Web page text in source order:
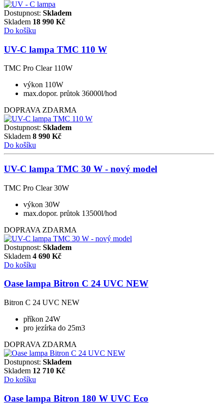
Dostupnost: Skladem
Skladem 18 990 Kč
Do košíku
UV-C lampa TMC 110 W
TMC Pro Clear 110W
výkon 110W
max.dopor. průtok 36000l/hod
DOPRAVA ZDARMA
Dostupnost: Skladem
Skladem 8 990 Kč
Do košíku
UV-C lampa TMC 30 W - nový model
TMC Pro Clear 30W
výkon 30W
max.dopor. průtok 13500l/hod
DOPRAVA ZDARMA
Dostupnost: Skladem
Skladem 4 690 Kč
Do košíku
Oase lampa Bitron C 24 UVC NEW
Bitron C 24 UVC NEW
příkon 24W
pro jezírka do 25m3
DOPRAVA ZDARMA
Dostupnost: Skladem
Skladem 12 710 Kč
Do košíku
Oase lampa Bitron 180 W UVC Eco